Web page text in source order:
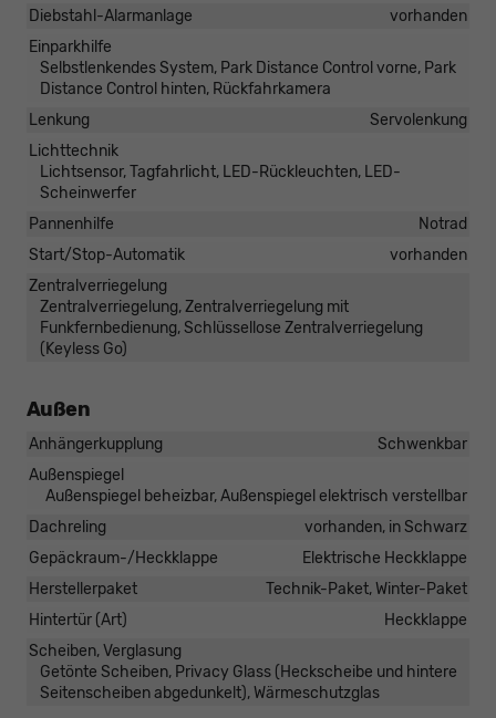
Diebstahl-Alarmanlage
vorhanden
Einparkhilfe
Selbstlenkendes System, Park Distance Control vorne, Park
Distance Control hinten, Rückfahrkamera
Lenkung
Servolenkung
Lichttechnik
Lichtsensor, Tagfahrlicht, LED-Rückleuchten, LED-
Scheinwerfer
Pannenhilfe
Notrad
Start/Stop-Automatik
vorhanden
Zentralverriegelung
Zentralverriegelung, Zentralverriegelung mit
Funkfernbedienung, Schlüssellose Zentralverriegelung
(Keyless Go)
Außen
Anhängerkupplung
Schwenkbar
Außenspiegel
Außenspiegel beheizbar, Außenspiegel elektrisch verstellbar
Dachreling
vorhanden, in Schwarz
Gepäckraum-/Heckklappe
Elektrische Heckklappe
Herstellerpaket
Technik-Paket, Winter-Paket
Hintertür (Art)
Heckklappe
Scheiben, Verglasung
Getönte Scheiben, Privacy Glass (Heckscheibe und hintere
Seitenscheiben abgedunkelt), Wärmeschutzglas